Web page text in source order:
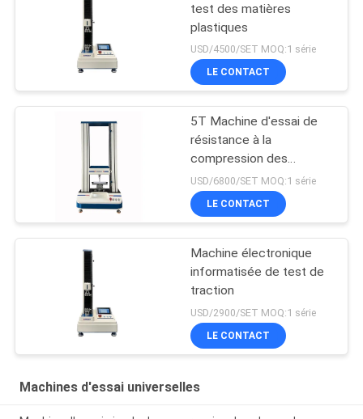
test des matières
plastiques
USD/4500/SET MOQ:1 série
LE CONTACT
5T Machine d'essai de
résistance à la
compression des
matériaux
USD/6800/SET MOQ:1 série
LE CONTACT
Machine électronique
informatisée de test de
traction
USD/2900/SET MOQ:1 série
LE CONTACT
Machines d'essai universelles